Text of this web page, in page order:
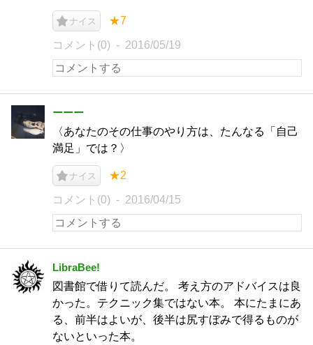
ナイス ★7
コメント(0) 2016/05/19
ーーー
〈あなたのその仕事のやり方は、たんなる「自己
満足」では？〉
ナイス ★2
コメント(0) 2016/04/15
LibraBee!
図書館で借りて読んだ。 考え方のアドバイスは良
かった。テクニック集ではない本。 本にたまにあ
る、前半はよいが、後半は尻すぼみで得るものが
ないといった本。